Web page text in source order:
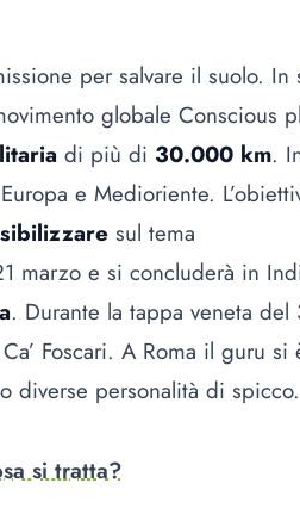
per salvare il suolo. In
globale Conscious
di più di 30.000 km.
e Medioriente.
sul tema
marzo e si concluderà in
. Durante la tappa veneta del
Foscari. A Roma il guru si
diverse personalità di spicco.
si tratta?